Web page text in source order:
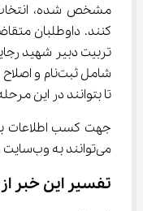
مشخص شده، انتخاب
شامل ثبت‌نام
تا بتوانند در این
می‌توانند به وب‌سایت رسمی سازمان سنجش مراجعه کنند.
تفسیر این خبر